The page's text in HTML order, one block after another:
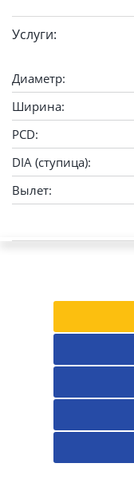
Услуги:
Диаметр:
Ширина:
PCD:
DIA (ступица):
Вылет: